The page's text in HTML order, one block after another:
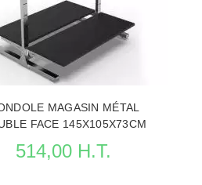
MAGASIN MÉTAL
FACE 145X105X73CM
514,00 H.T.